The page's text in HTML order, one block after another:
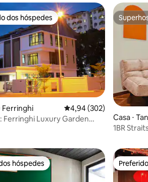
preferidos dos hóspedes
dos hóspedes
Ferringhi 4,94 de uma avaliação
4,94 (302)
Ferringhi Luxury Garden
Casa ⋅
1BR
hóspedes
hóspedes